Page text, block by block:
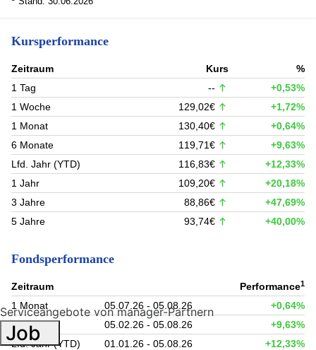
Kursperformance
Zeitraum Kurs
%
1 Tag
--
+0,53%
1 Woche
129,02€
+1,72%
1 Monat
130,40€
+0,64%
6 Monate
119,71€
+9,63%
Lfd. Jahr (YTD)
116,83€
+12,33%
1 Jahr
109,20€
+20,18%
3 Jahre
88,86€
+47,69%
5 Jahre
93,74€ +40,00%
Fondsperformance
Zeitraum Performance1
1 Monat 05.07.26 - 05.08.26
+0,64%
6 Monate
05.02.26 - 05.08.26
+9,63%
Lfd. Jahr (YTD)
01.01.26 - 05.08.26
+12,33%
Serviceangebote von manager-Partnern
Job